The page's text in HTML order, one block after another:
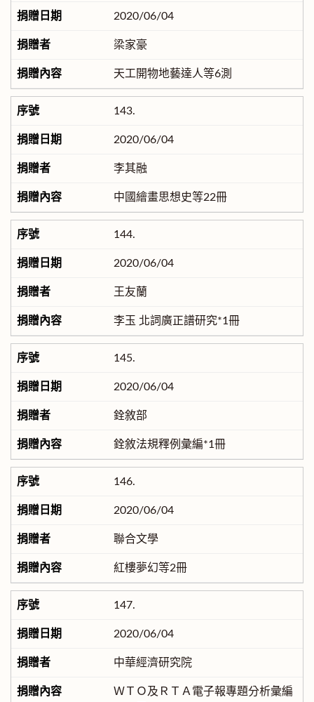
2020/06/04
梁家豪
天工開物地藝達人等6測
143.
2020/06/04
李其融
中國繪畫思想史等22冊
144.
2020/06/04
王友蘭
李玉 北詞廣正譜研究*1冊
145.
2020/06/04
銓敘部
銓敘法規釋例彙編*1冊
146.
2020/06/04
聯合文學
紅樓夢幻等2冊
147.
2020/06/04
中華經濟研究院
ＷＴＯ及ＲＴＡ電子報專題分析彙編